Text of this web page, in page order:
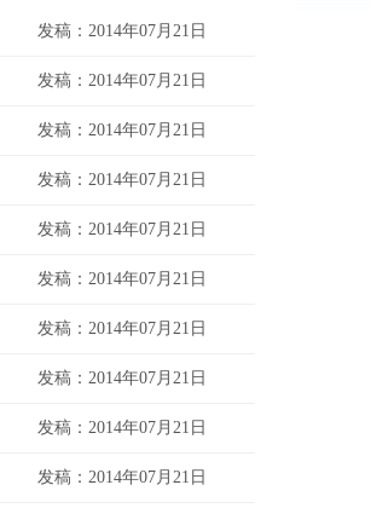
发稿：2014年07月21日
发稿：2014年07月21日
发稿：2014年07月21日
发稿：2014年07月21日
发稿：2014年07月21日
发稿：2014年07月21日
发稿：2014年07月21日
发稿：2014年07月21日
发稿：2014年07月21日
发稿：2014年07月21日